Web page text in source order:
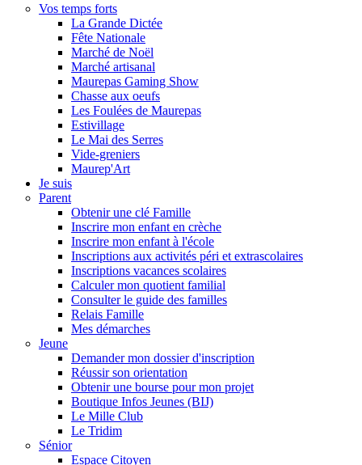
Vos temps forts
La Grande Dictée
Fête Nationale
Marché de Noël
Marché artisanal
Maurepas Gaming Show
Chasse aux oeufs
Les Foulées de Maurepas
Estivillage
Le Mai des Serres
Vide-greniers
Maurep'Art
Je suis
Parent
Obtenir une clé Famille
Inscrire mon enfant en crèche
Inscrire mon enfant à l'école
Inscriptions aux activités péri et extrascolaires
Inscriptions vacances scolaires
Calculer mon quotient familial
Consulter le guide des familles
Relais Famille
Mes démarches
Jeune
Demander mon dossier d'inscription
Réussir son orientation
Obtenir une bourse pour mon projet
Boutique Infos Jeunes (BIJ)
Le Mille Club
Le Tridim
Sénior
Espace Citoyen